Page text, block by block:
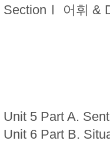
SectionⅠ 어휘 &
Unit 5 Part A.
Unit 6 Part B.